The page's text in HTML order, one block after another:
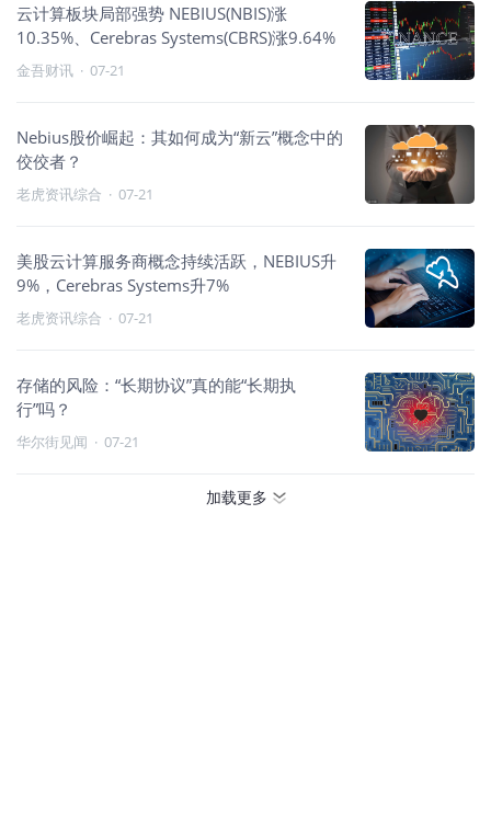
云计算板块局部强势 NEBIUS(NBIS)涨
10.35%、Cerebras Systems(CBRS)涨9.64%
金吾财讯 · 07-21
Nebius股价崛起：其如何成为“新云”概念中的
佼佼者？
老虎资讯综合 · 07-21
美股云计算服务商概念持续活跃，NEBIUS升
9%，Cerebras Systems升7%
老虎资讯综合 · 07-21
存储的风险：“长期协议”真的能“长期执
行”吗？
华尔街见闻 · 07-21
加载更多